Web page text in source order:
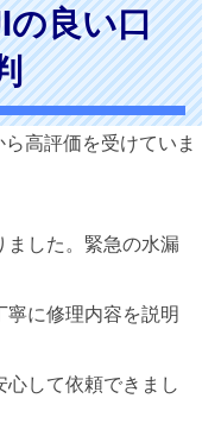
の良い口
高評価を受けていま
ました。緊急の水漏
寧に修理内容を説明
心して依頼できまし